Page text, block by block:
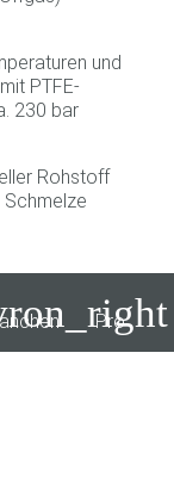
und
PTFE-
230 bar
Rohstoff
Produkte